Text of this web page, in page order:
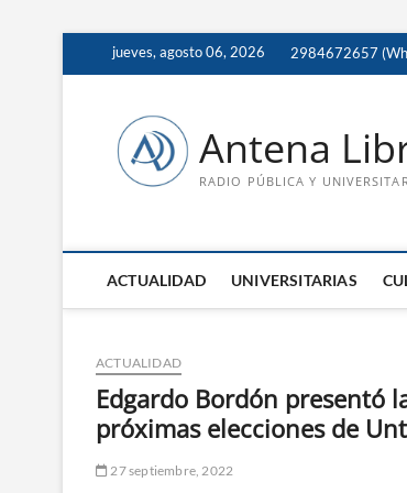
jueves, agosto 06, 2026 2984672657
Antena
RADIO PÚBLICA Y
ACTUALIDAD UNIVERSITARIAS
ACTUALIDAD
Edgardo Bordón presentó
próximas elecciones de
27 septiembre, 2022